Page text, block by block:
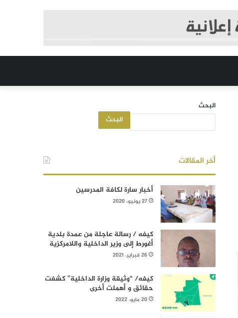
البحث
البحث
أخر المقالات
أخبار سارة لكافة المدرسين
27 يونيو، 2020
كيفه / رسالة عاجلة من عمدة بلدية
أغورط إلى وزير الداخلية واللامركزية
26 فبراير، 2021
كيفه/ “وثيقة وزارة الداخلية” كشفت
حقائق و أهملت أخرى
20 مايو، 2022